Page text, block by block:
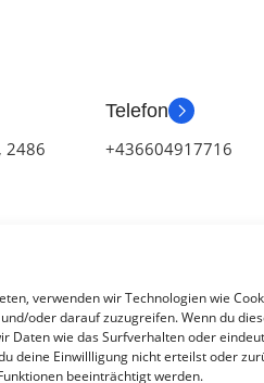
verwenden wir Technologien wie
oder darauf zuzugreifen. Wenn du
Daten wie das Surfverhalten oder
deine Einwillligung nicht erteilst oder
beeinträchtigt werden.
2486
Telefon
+436604917716
aber
Kategorien
TV Zubehör
Smartwatch Zubehör